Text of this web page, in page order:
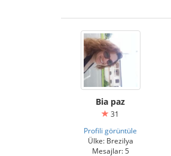
Bia paz
31
Profili görüntüle
Ülke: Brezilya
Mesajlar: 5